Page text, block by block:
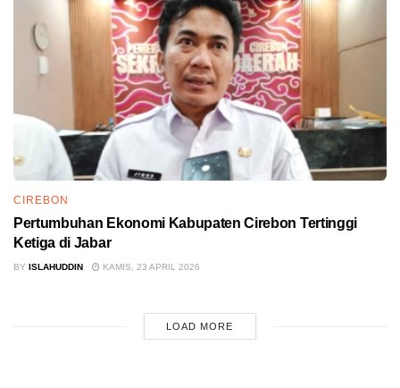
CIREBON
Pertumbuhan Ekonomi Kabupaten Cirebon Tertinggi
Ketiga di Jabar
BY ISLAHUDDIN KAMIS, 23 APRIL 2026
LOAD MORE